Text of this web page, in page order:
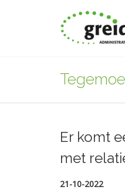
Er komt
met
21-10-2022